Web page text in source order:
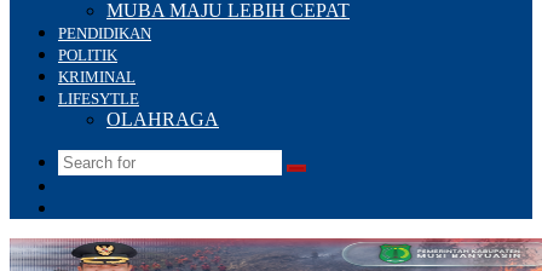
MUBA MAJU LEBIH CEPAT
PENDIDIKAN
POLITIK
KRIMINAL
LIFESYTLE
OLAHRAGA
Search